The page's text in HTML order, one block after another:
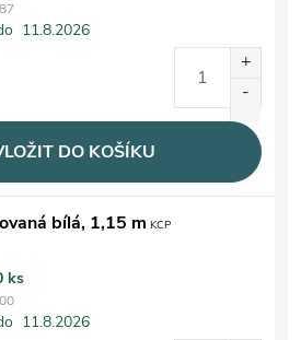
11.8.2026
DO KOŠÍKU
bílá, 1,15 m KCP
ks
11.8.2026